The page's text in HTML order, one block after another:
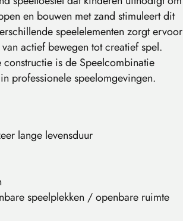
en bouwen met zand stimuleert dit
speelelementen zorgt ervoor
actief bewegen tot creatief spel.
is de Speelcombinatie
professionele speelomgevingen.
lange levensduur
speelplekken / openbare ruimte